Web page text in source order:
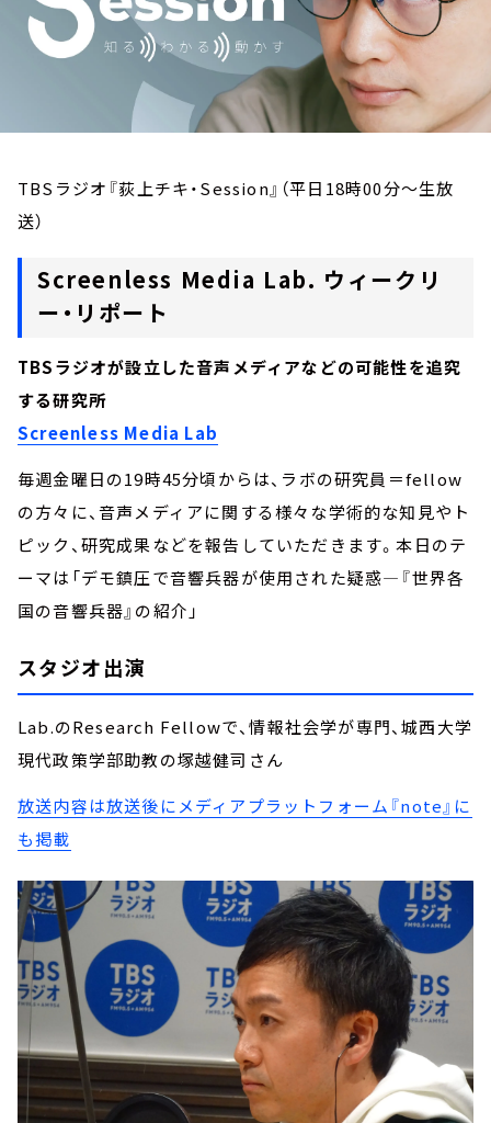
TBSラジオ『荻上チキ・Session』（平日18時00分～生放
送）
Screenless Media Lab. ウィークリ
ー・リポート
TBSラジオが設立した音声メディアなどの可能性を追究
する研究所
Screenless Media Lab
毎週金曜日の19時45分頃からは、ラボの研究員＝fellow
の方々に、音声メディアに関する様々な学術的な知見やト
ピック、研究成果などを報告していただきます。本日のテ
ーマは「デモ鎮圧で音響兵器が使用された疑惑―『世界各
国の音響兵器』の紹介」
スタジオ出演
Lab.のResearch Fellowで、情報社会学が専門、城西大学
現代政策学部助教の塚越健司さん
放送内容は放送後にメディアプラットフォーム『note』に
も掲載